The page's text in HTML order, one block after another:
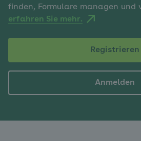
finden, Formulare managen und
erfahren Sie mehr.
Registrieren
Anmelden